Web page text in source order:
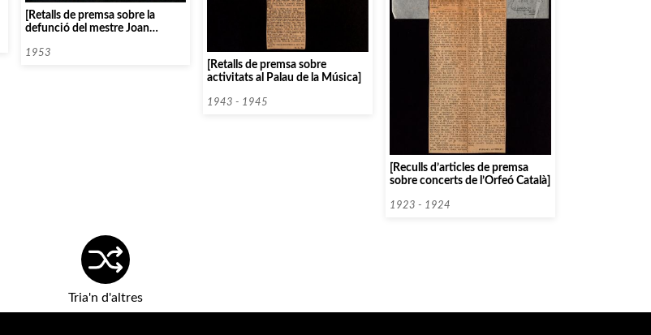
[Retalls de premsa sobre la
defunció del mestre Joan
1953
[Retalls de premsa sobre
activitats al Palau de la Música]
1943 - 1945
[Reculls d’articles de premsa
sobre concerts de l’Orfeó Català]
1923 - 1924
Tria'n d'altres